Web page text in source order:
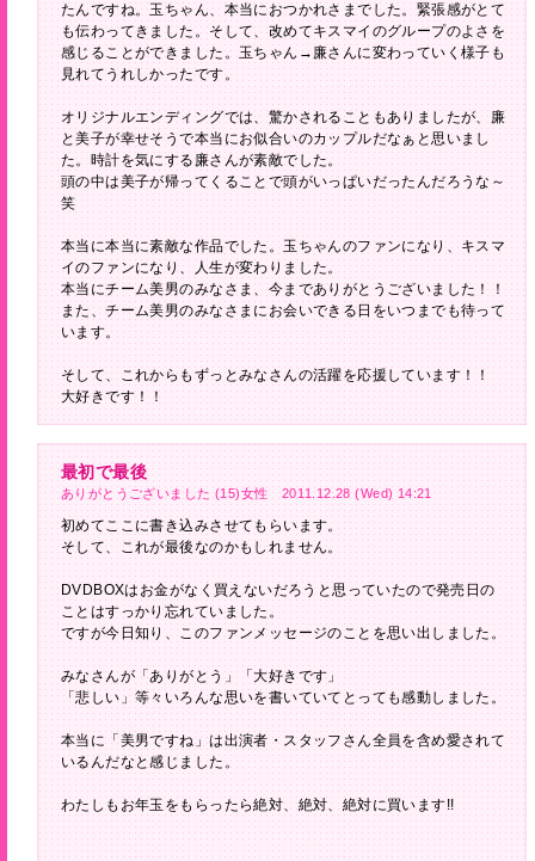
たんですね。玉ちゃん、本当におつかれさまでした。緊張感がとて
も伝わってきました。そして、改めてキスマイのグループのよさを
感じることができました。玉ちゃん→廉さんに変わっていく様子も
見れてうれしかったです。
オリジナルエンディングでは、驚かされることもありましたが、廉
と美子が幸せそうで本当にお似合いのカップルだなぁと思いまし
た。時計を気にする廉さんが素敵でした。
頭の中は美子が帰ってくることで頭がいっぱいだったんだろうな～
笑
本当に本当に素敵な作品でした。玉ちゃんのファンになり、キスマ
イのファンになり、人生が変わりました。
本当にチーム美男のみなさま、今までありがとうございました！！
また、チーム美男のみなさまにお会いできる日をいつまでも待って
います。
そして、これからもずっとみなさんの活躍を応援しています！！
大好きです！！
最初で最後
ありがとうございました (15)女性 2011.12.28 (Wed) 14:21
初めてここに書き込みさせてもらいます。
そして、これが最後なのかもしれません。
DVDBOXはお金がなく買えないだろうと思っていたので発売日の
ことはすっかり忘れていました。
ですが今日知り、このファンメッセージのことを思い出しました。
みなさんが「ありがとう」「大好きです」
「悲しい」等々いろんな思いを書いていてとっても感動しました。
本当に「美男ですね」は出演者・スタッフさん全員を含め愛されて
いるんだなと感じました。
わたしもお年玉をもらったら絶対、絶対、絶対に買います!!